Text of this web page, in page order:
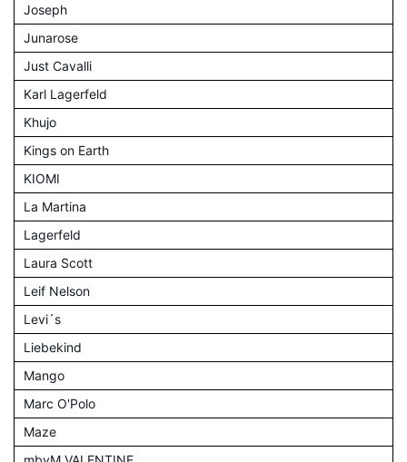
Joseph
Junarose
Just Cavalli
Karl Lagerfeld
Khujo
Kings on Earth
KIOMI
La Martina
Lagerfeld
Laura Scott
Leif Nelson
Levi´s
Liebekind
Mango
Marc O'Polo
Maze